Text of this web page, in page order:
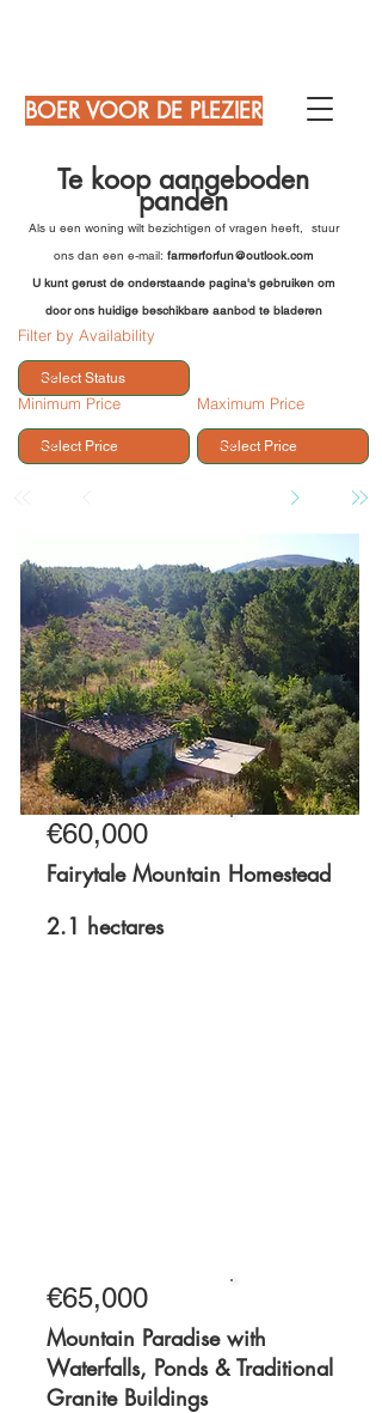
BOER VOOR DE PLEZIER
Te koop aangeboden
panden
Als u een woning wilt bezichtigen of vragen heeft,
stuur
ons dan een e-mail: farmerforfun@outlook.com
U kunt gerust de onderstaande pagina's gebruiken om
door ons huidige beschikbare aanbod te bladeren
Filter by Availability
Minimum Price Maximum Price
€60,000
Fairytale Mountain Homestead
2.1 hectares
€65,000
Mountain Paradise with
Waterfalls, Ponds & Traditional
Granite Buildings